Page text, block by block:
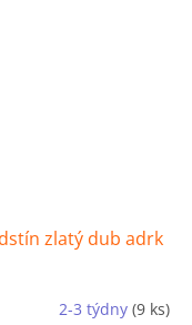
zlatý dub adrk
2-3 týdny (9 ks)